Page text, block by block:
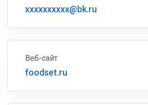
xxxxxxxxxx@bk.ru
Веб-сайт
foodset.ru